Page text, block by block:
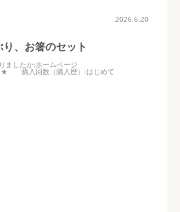
2026.6.20
、お箸のセット
ましたか:ホームページ
購入回数（購入歴） :はじめて